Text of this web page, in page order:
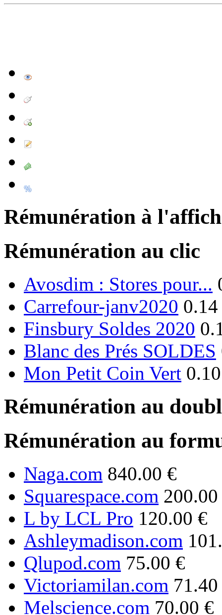
Rémunération à
Rémunération au clic
Avosdim : Stores pour...
Carrefour-janv2020
Finsbury Soldes 2020
Blanc des Prés SOLDES
Mon Petit Coin Vert
Rémunération au
Rémunération au
Naga.com 840.00 €
Squarespace.com
L by LCL Pro 120.00 €
Ashleymadison.com
Qlupod.com 75.00 €
Victoriamilan.com
Melscience.com 70.00 €